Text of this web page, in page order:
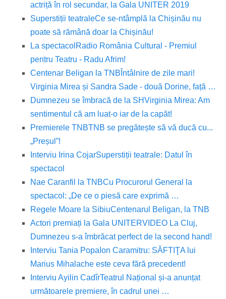
actriță în rol secundar, la Gala UNITER 2019
Superstiții teatraleCe se-ntâmplă la Chișinău nu
poate să rămână doar la Chișinău!
La spectacol Radio România Cultural - Premiul
pentru Teatru - Radu Afrim!
Centenar Beligan la TNB Întâlnire de zile mari!
Virginia Mirea și Sandra Sade - două Dorine, față …
Dumnezeu se îmbracă de la SHVirginia Mirea: Am
sentimentul că am luat-o iar de la capăt!
Premierele TNBTNB se pregătește să vă ducă cu...
„Preșul”!
Interviu Irina CojarSuperstiții teatrale: Datul în
spectacol
Nae Caranfil la TNBCu Procurorul General la
spectacol: „De ce o piesă care exprimă …
Regele Moare la SibiuCentenarul Beligan, la TNB
Actori premiați la Gala UNITERVIDEO La Cluj,
Dumnezeu s-a îmbrăcat perfect de la second hand!
Interviu Tania Popa Ion Caramitru: SĂFTIŢA lui
Marius Mihalache este ceva fără precedent!
Interviu Ayilin CadîrTeatrul Național și-a anunțat
următoarele premiere, în cadrul unei …